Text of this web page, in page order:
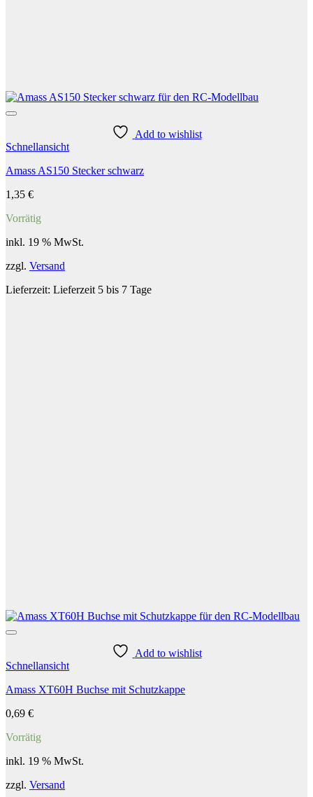
Add to wishlist
Schnellansicht
Amass AS150 Stecker schwarz
1,35 €
Vorrätig
inkl. 19 % MwSt.
zzgl. Versand
Lieferzeit: Lieferzeit 5 bis 7 Tage
Add to wishlist
Schnellansicht
Amass XT60H Buchse mit Schutzkappe
0,69 €
Vorrätig
inkl. 19 % MwSt.
zzgl. Versand